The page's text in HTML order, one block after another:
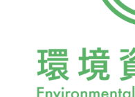
緩吹來這本書已計畫1
了方向，資本主義的結
實、最切身之事。1塊
館子小吃；100塊就可